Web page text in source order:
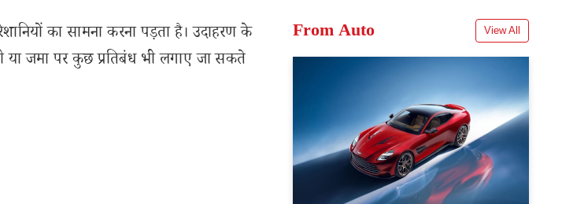
का सामना करना पड़ता है। उदाहरण के
या जमा पर कुछ प्रतिबंध भी लगाए जा सकते
From Auto View All